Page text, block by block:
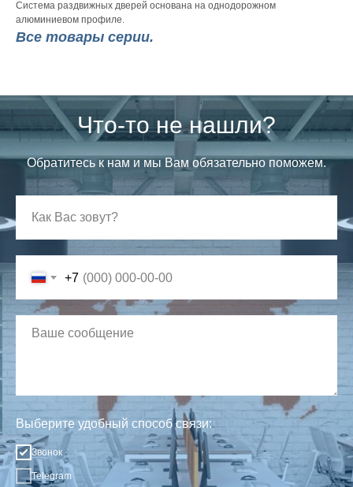
Система раздвижных дверей основана на однодорожном
алюминиевом профиле.
Все товары серии.
Что-то не нашли?
Обратитесь к нам и мы Вам обязательно поможем.
+7
Выберите удобный способ связи:
Звонок
Telegram